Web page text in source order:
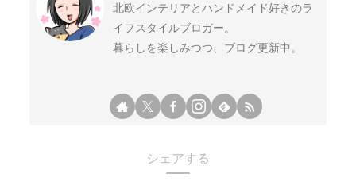
北欧インテリアとハンドメイド好きのラ
イフスタイルブロガー。
暮らしを楽しみつつ、ブログ更新中。
シェアする